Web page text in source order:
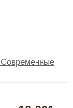
Современные